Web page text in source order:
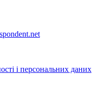
і персональних даних